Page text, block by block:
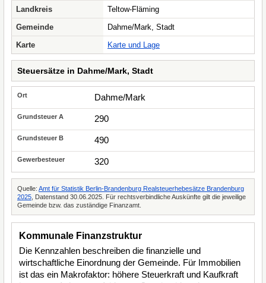
Landkreis
Teltow-Fläming
Gemeinde
Dahme/Mark, Stadt
Karte
Karte und Lage
Steuersätze in Dahme/Mark, Stadt
Dahme/Mark
290
490
320
Quelle: Amt für Statistik Berlin-Brandenburg Realsteuerhebesätze Brandenburg
2025 , Datenstand 30.06.2025. Für rechtsverbindliche Auskünfte gilt die jeweilige
Gemeinde bzw. das zuständige Finanzamt.
Kommunale Finanzstruktur
Die Kennzahlen beschreiben die finanzielle und
wirtschaftliche Einordnung der Gemeinde. Für Immobilien
ist das ein Makrofaktor: höhere Steuerkraft und Kaufkraft